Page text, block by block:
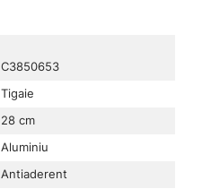
C3850653
Tigaie
28 cm
Aluminiu
Antiaderent